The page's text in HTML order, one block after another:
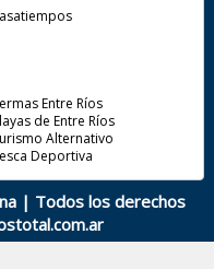
Entre Ríos
de Entre Ríos
Alternativo
Deportiva
| Todos los derechos